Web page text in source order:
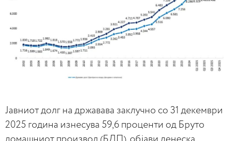
Јавниот долг на државава заклучно со 31 декември
2025 година изнесува 59,6 проценти од Бруто